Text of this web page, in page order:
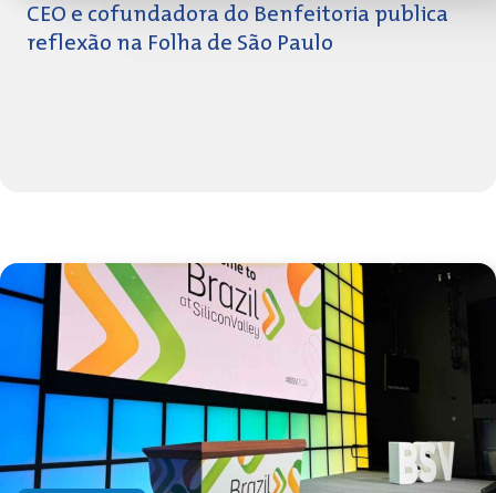
CEO e cofundadora do Benfeitoria publica
reflexão na Folha de São Paulo